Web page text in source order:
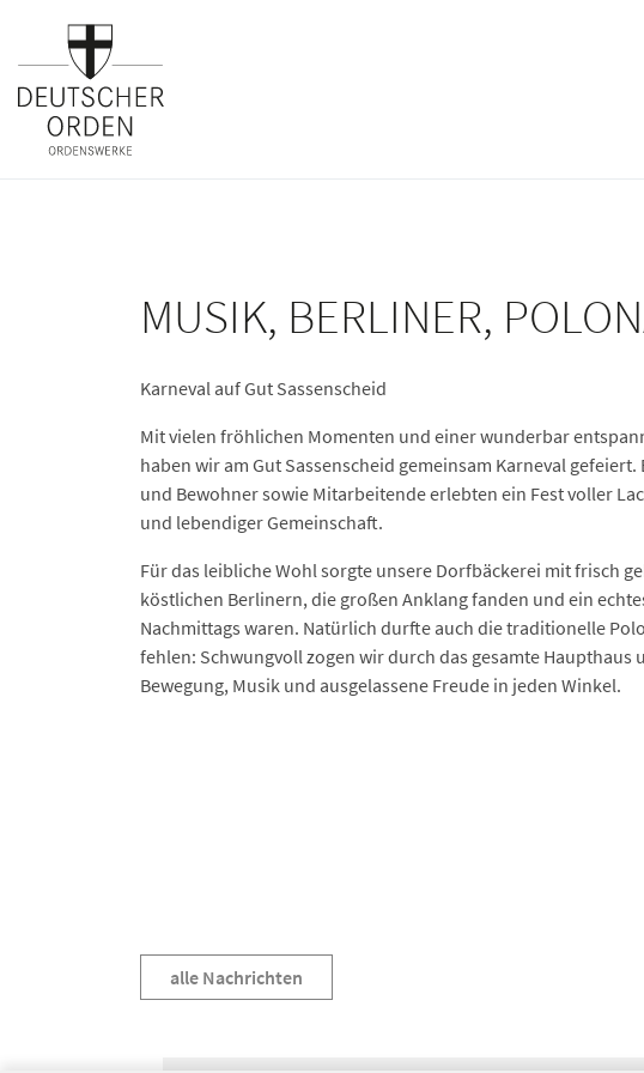
MUSIK, BERLINER,
Karneval auf Gut Sassenscheid
Mit vielen fröhlichen Momenten und einer wunderbar
haben wir am Gut Sassenscheid gemeinsam Karneval
und Bewohner sowie Mitarbeitende erlebten ein Fest voller
und lebendiger Gemeinschaft.
Für das leibliche Wohl sorgte unsere Dorfbäckerei mit frisch
köstlichen Berlinern, die großen Anklang fanden und ein
Nachmittags waren. Natürlich durfte auch die traditionelle
fehlen: Schwungvoll zogen wir durch das gesamte Haupthaus
Bewegung, Musik und ausgelassene Freude in jeden Winkel.
alle Nachrichten